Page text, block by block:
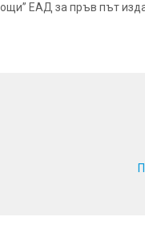
ЕАД за пръв път